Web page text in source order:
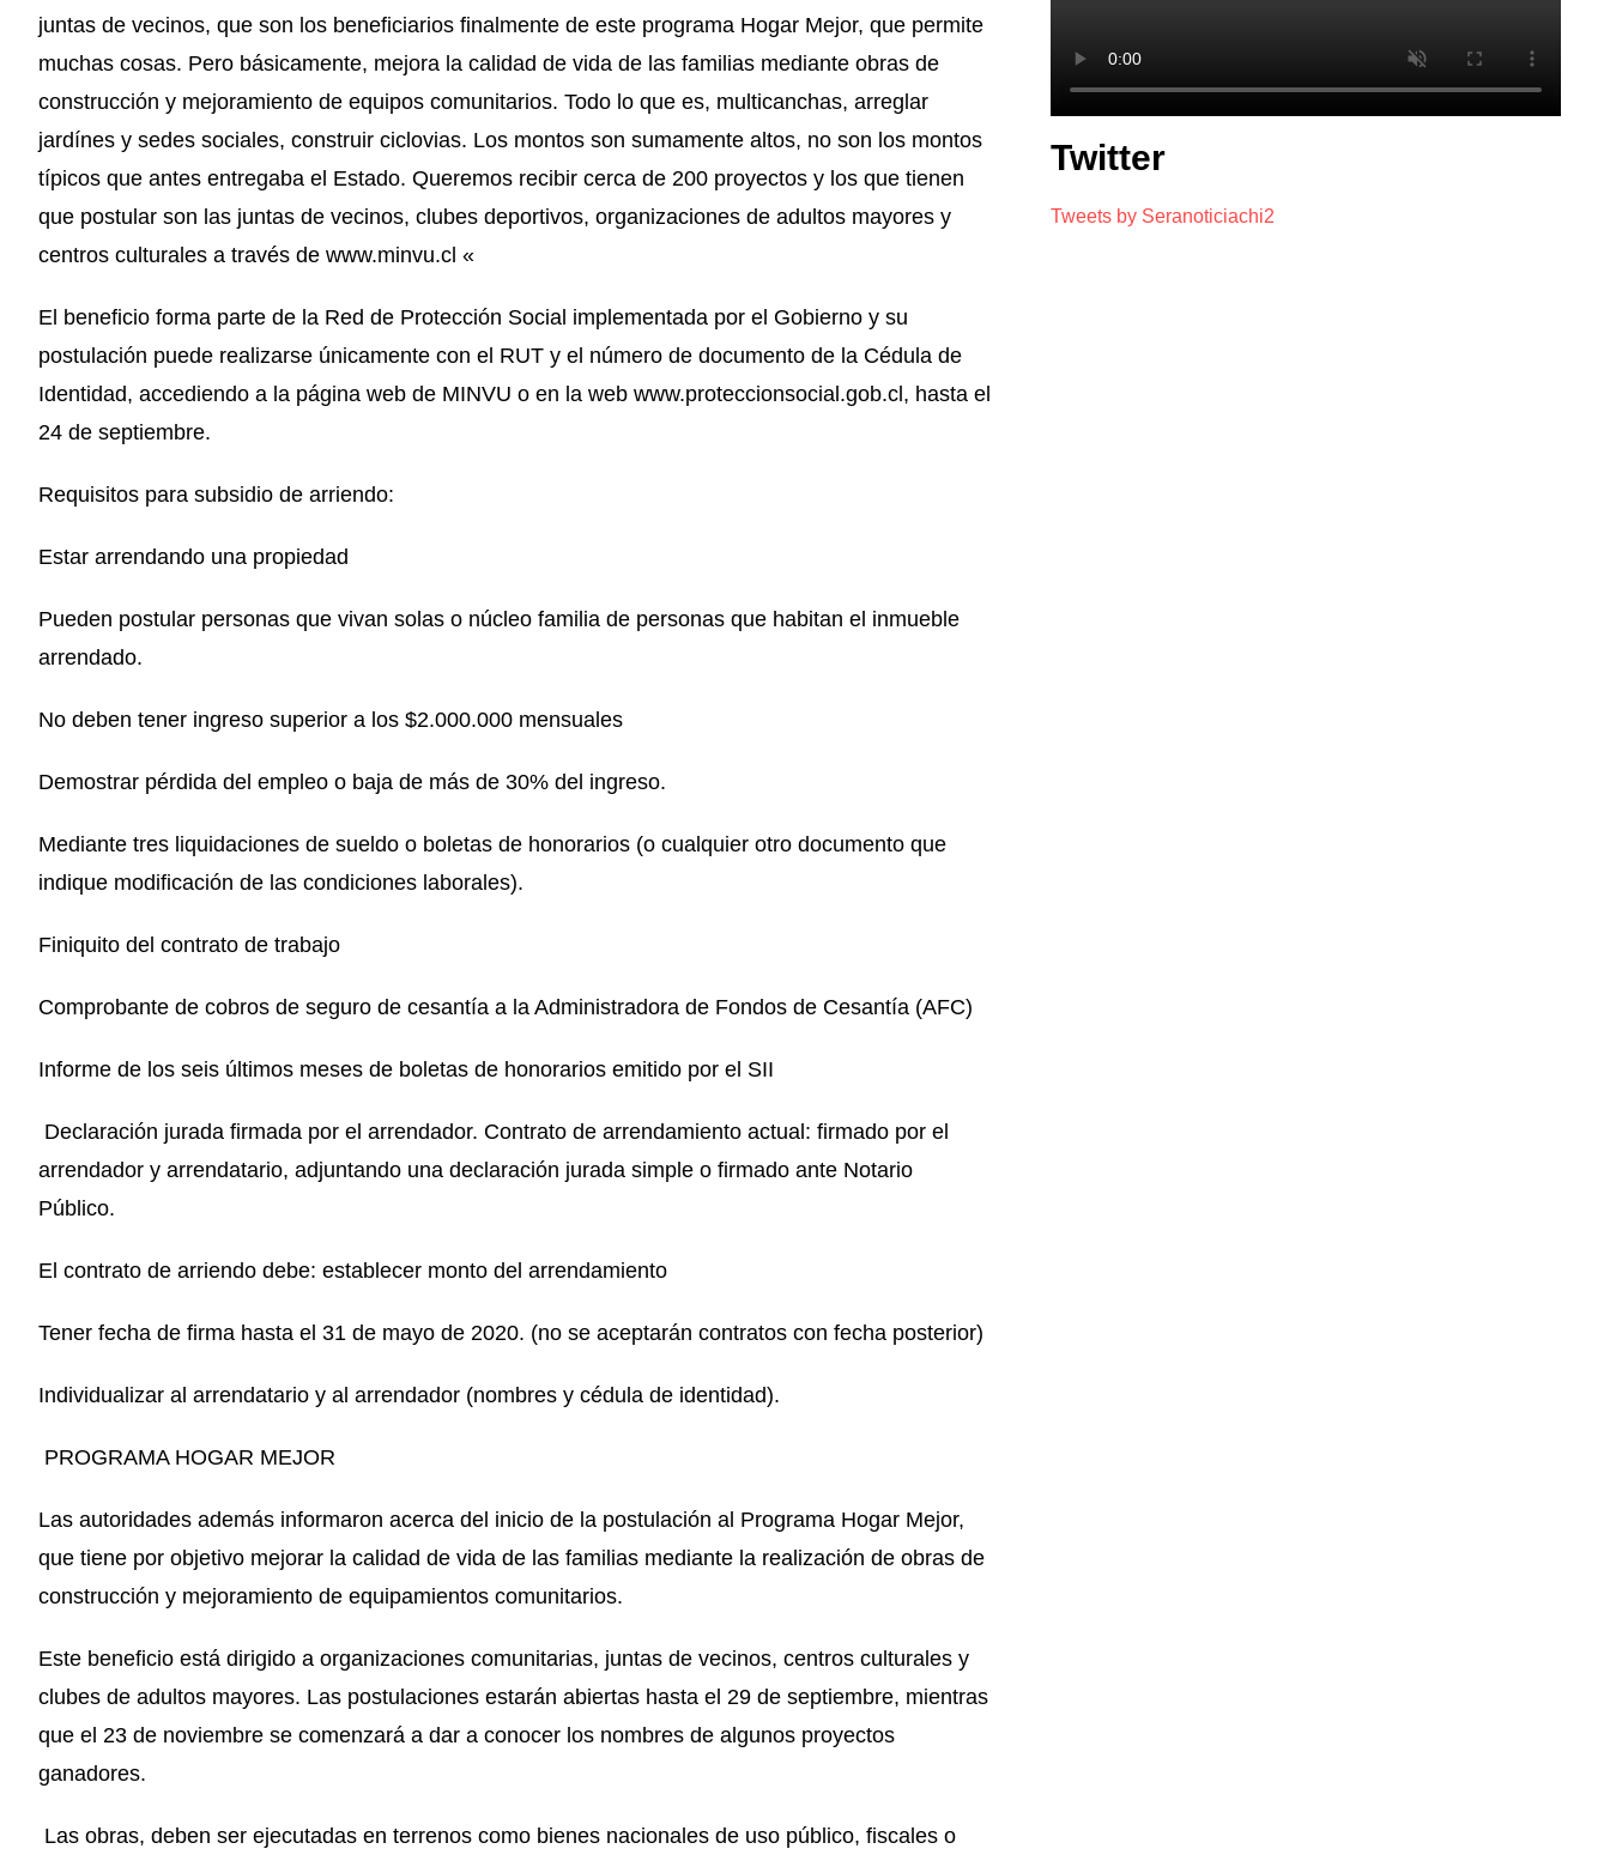
juntas de vecinos, que son los beneficiarios finalmente de este programa Hogar Mejor, que permite
muchas cosas. Pero básicamente, mejora la calidad de vida de las familias mediante obras de
construcción y mejoramiento de equipos comunitarios. Todo lo que es, multicanchas, arreglar
jardínes y sedes sociales, construir ciclovias. Los montos son sumamente altos, no son los montos
típicos que antes entregaba el Estado. Queremos recibir cerca de 200 proyectos y los que tienen
que postular son las juntas de vecinos, clubes deportivos, organizaciones de adultos mayores y
centros culturales a través de www.minvu.cl «
El beneficio forma parte de la Red de Protección Social implementada por el Gobierno y su
postulación puede realizarse únicamente con el RUT y el número de documento de la Cédula de
Identidad, accediendo a la página web de MINVU o en la web www.proteccionsocial.gob.cl, hasta el
24 de septiembre.
Requisitos para subsidio de arriendo:
Estar arrendando una propiedad
Pueden postular personas que vivan solas o núcleo familia de personas que habitan el inmueble
arrendado.
No deben tener ingreso superior a los $2.000.000 mensuales
Demostrar pérdida del empleo o baja de más de 30% del ingreso.
Mediante tres liquidaciones de sueldo o boletas de honorarios (o cualquier otro documento que
indique modificación de las condiciones laborales).
Finiquito del contrato de trabajo
Comprobante de cobros de seguro de cesantía a la Administradora de Fondos de Cesantía (AFC)
Informe de los seis últimos meses de boletas de honorarios emitido por el SII
Declaración jurada firmada por el arrendador. Contrato de arrendamiento actual: firmado por el
arrendador y arrendatario, adjuntando una declaración jurada simple o firmado ante Notario
Público.
El contrato de arriendo debe: establecer monto del arrendamiento
Tener fecha de firma hasta el 31 de mayo de 2020. (no se aceptarán contratos con fecha posterior)
Individualizar al arrendatario y al arrendador (nombres y cédula de identidad).
PROGRAMA HOGAR MEJOR
Las autoridades además informaron acerca del inicio de la postulación al Programa Hogar Mejor,
que tiene por objetivo mejorar la calidad de vida de las familias mediante la realización de obras de
construcción y mejoramiento de equipamientos comunitarios.
Este beneficio está dirigido a organizaciones comunitarias, juntas de vecinos, centros culturales y
clubes de adultos mayores. Las postulaciones estarán abiertas hasta el 29 de septiembre, mientras
que el 23 de noviembre se comenzará a dar a conocer los nombres de algunos proyectos
ganadores.
Las obras, deben ser ejecutadas en terrenos como bienes nacionales de uso público, fiscales o
Twitter
Tweets by Seranoticiachi2